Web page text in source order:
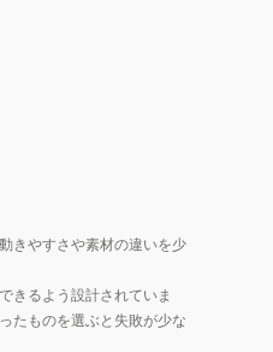
きやすさや素材の違いを少
きるよう設計されていま
たものを選ぶと失敗が少な